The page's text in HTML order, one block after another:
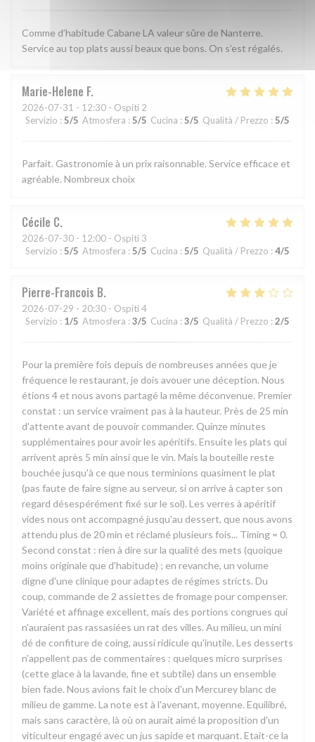
Comme d’habitude Cabane LA valeur sûre de Nanterre.
Service au top plats aussi beaux que bons. On s’est régalés.
Marie-Helene F
2026-07-31 - 12:30 - Ospiti 2
Servizio : 5/5 Atmosfera : 5/5 Cucina : 5/5 Qualità / Prezzo : 5/5
Parfait. Gastronomie à un prix raisonnable. Service efficace et
agréable. Nombreux choix
Cécile C
2026-07-30 - 12:00 - Ospiti 3
Servizio : 5/5 Atmosfera : 5/5 Cucina : 5/5 Qualità / Prezzo : 4/5
Pierre-Francois B
2026-07-29 - 20:30 - Ospiti 4
Servizio : 1/5 Atmosfera : 3/5 Cucina : 3/5 Qualità / Prezzo : 2/5
Pour la première fois depuis de nombreuses années que je
fréquence le restaurant, je dois avouer une déception. Nous
étions 4 et nous avons partagé la même déconvenue. Premier
constat : un service vraiment pas à la hauteur. Près de 25 min
d'attente avant de pouvoir commander. Quinze minutes
supplémentaires pour avoir les apéritifs. Ensuite les plats qui
arrivent après 5 min ainsi que le vin. Mais la bouteille reste
bouchée jusqu'à ce que nous terminions quasiment le plat
(pas faute de faire signe au serveur, si on arrive à capter son
regard désespérément fixé sur le sol). Les verres à apéritif
vides nous ont accompagné jusqu'au dessert, que nous avons
attendu plus de 20 min et réclamé plusieurs fois... Timing = 0.
Second constat : rien à dire sur la qualité des mets (quoique
moins originale que d'habitude) ; en revanche, un volume
digne d'une clinique pour adaptes de régimes stricts. Du
coup, commande de 2 assiettes de fromage pour compenser.
Variété et affinage excellent, mais des portions congrues qui
n'auraient pas rassasiées un rat des villes. Au milieu, un mini
dé de confiture de coing, aussi ridicule qu'inutile. Les desserts
n'appellent pas de commentaires : quelques micro surprises
(cette glace à la lavande, fine et subtile) dans un ensemble
bien fade. Nous avions fait le choix d'un Mercurey blanc de
milieu de gamme. La note est à l'avenant, moyenne. Equilibré,
mais sans caractère, là où on aurait aimé la proposition d'un
viticulteur engagé avec un jus sapide et marquant. Etait-ce la